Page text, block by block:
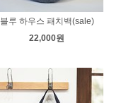
블루 하우스 패치백(sale)
22,000원